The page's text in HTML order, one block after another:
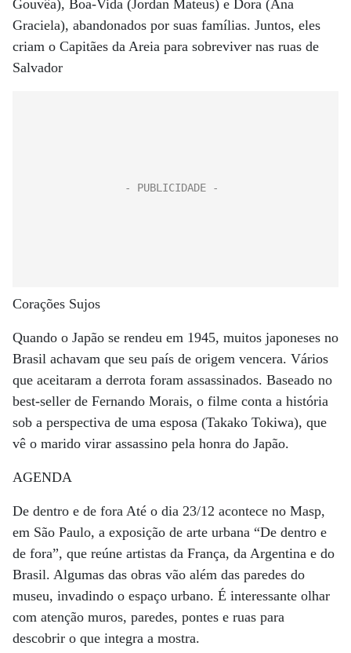
Gouvêa), Boa-Vida (Jordan Mateus) e Dora (Ana
Graciela), abandonados por suas famílias. Juntos, eles
criam o Capitães da Areia para sobreviver nas ruas de
Salvador
Corações Sujos
Quando o Japão se rendeu em 1945, muitos japoneses no
Brasil achavam que seu país de origem vencera. Vários
que aceitaram a derrota foram assassinados. Baseado no
best-seller de Fernando Morais, o filme conta a história
sob a perspectiva de uma esposa (Takako Tokiwa), que
vê o marido virar assassino pela honra do Japão.
AGENDA
De dentro e de fora Até o dia 23/12 acontece no Masp,
em São Paulo, a exposição de arte urbana “De dentro e
de fora”, que reúne artistas da França, da Argentina e do
Brasil. Algumas das obras vão além das paredes do
museu, invadindo o espaço urbano. É interessante olhar
com atenção muros, paredes, pontes e ruas para
descobrir o que integra a mostra.